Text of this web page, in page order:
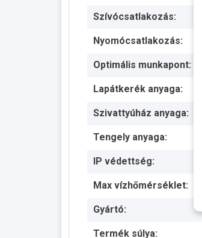
Szívócsatlakozás:
Nyomócsatlakozás:
Optimális munkapont:
Lapátkerék anyaga:
Szivattyúház anyaga:
Tengely anyaga:
IP védettség:
Max vízhőmérséklet:
Gyártó:
Termék súlya: